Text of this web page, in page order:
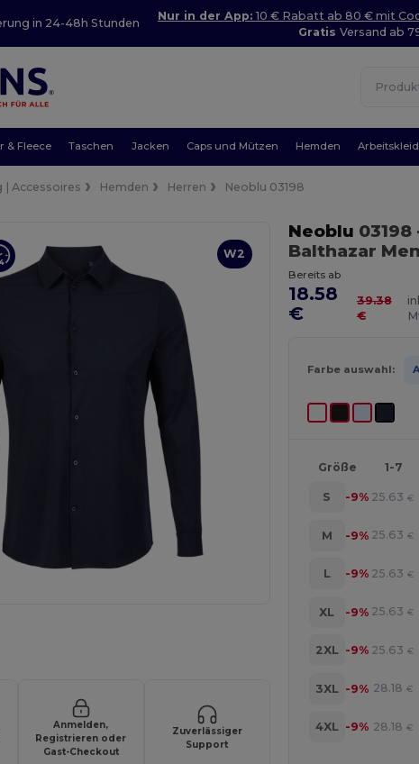
in 24-48h Stunden
Nur in der App: 10 € Rabatt ab 80 € mit
GratisVersand ab
& Fleece Taschen Jacken Caps und Mützen Hemden
| Accessoires Hemden Herren Neoblu 03198
W2
Anmelden,
Registrieren oder
Gast-Checkout
Zuverlässiger
Support
Neoblu 03198
Balthazar Men
Bereits ab
18.58
€
39.38
€
Farbe auswahl:
Größe 1-7
S -9% 25.63 €
M -9% 25.63 €
L -9% 25.63 €
XL -9% 25.63 €
2XL -9% 25.63 €
3XL -9% 28.18 €
4XL -9% 28.18 €